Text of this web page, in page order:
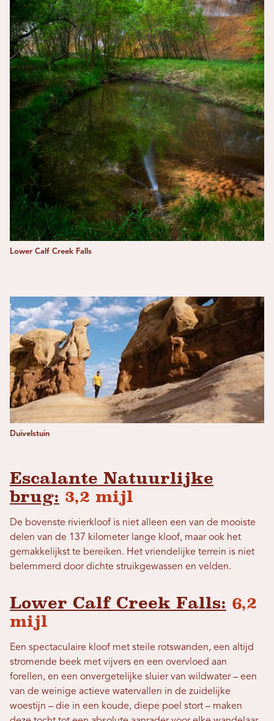
Lower Calf Creek Falls
Duivelstuin
Escalante Natuurlijke
brug: 3,2 mijl
De bovenste rivierkloof is niet alleen een van de mooiste
delen van de 137 kilometer lange kloof, maar ook het
gemakkelijkst te bereiken. Het vriendelijke terrein is niet
belemmerd door dichte struikgewassen en velden.
Lower Calf Creek Falls: 6,2
mijl
Een spectaculaire kloof met steile rotswanden, een altijd
stromende beek met vijvers en een overvloed aan
forellen, en een onvergetelijke sluier van wildwater – een
van de weinige actieve watervallen in de zuidelijke
woestijn – die in een koude, diepe poel stort – maken